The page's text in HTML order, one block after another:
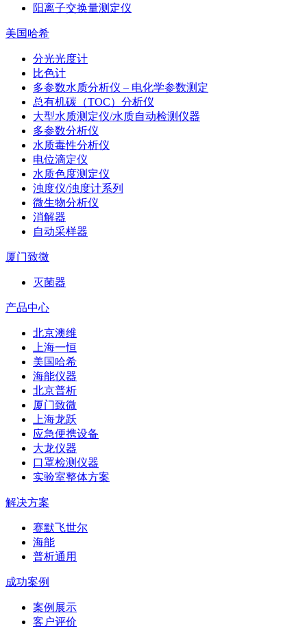
阳离子交换量测定仪
美国哈希
分光光度计
比色计
多参数水质分析仪 – 电化学参数测定
总有机碳（TOC）分析仪
大型水质测定仪/水质自动检测仪器
多参数分析仪
水质毒性分析仪
电位滴定仪
水质色度测定仪
浊度仪/浊度计系列
微生物分析仪
消解器
自动采样器
厦门致微
灭菌器
产品中心
北京澳维
上海一恒
美国哈希
海能仪器
北京普析
厦门致微
上海龙跃
应急便携设备
大龙仪器
口罩检测仪器
实验室整体方案
解决方案
赛默飞世尔
海能
普析通用
成功案例
案例展示
客户评价